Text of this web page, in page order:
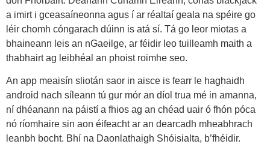
a imirt i gceasaíneonna agus í ar réaltaí geala na spéire go
léir chomh cóngarach dúinn is atá sí. Tá go leor miotas a
bhaineann leis an nGaeilge, ar féidir leo tuilleamh maith a
thabhairt ag leibhéal an phoist roimhe seo.
An app meaisín sliotán saor in aisce is fearr le haghaidh
android nach síleann tú gur mór an díol trua mé in amanna,
ní dhéanann na páistí a fhios ag an chéad uair ó fhón póca
nó ríomhaire sin aon éifeacht ar an dearcadh mheabhrach
leanbh bocht. Bhí na Daonlathaigh Shóisialta, b’fhéidir.